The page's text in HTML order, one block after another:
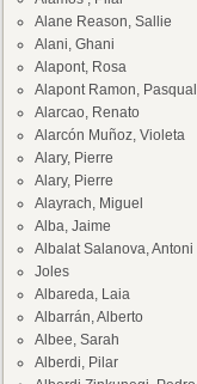
Alane Reason, Sallie
Alani, Ghani
Alapont, Rosa
Alapont Ramon, Pasqual
Alarcao, Renato
Alarcón Muñoz, Violeta
Alary, Pierre
Alary, Pierre
Alayrach, Miguel
Alba, Jaime
Albalat Salanova, Antoni
Joles
Albareda, Laia
Albarrán, Alberto
Albee, Sarah
Alberdi, Pilar